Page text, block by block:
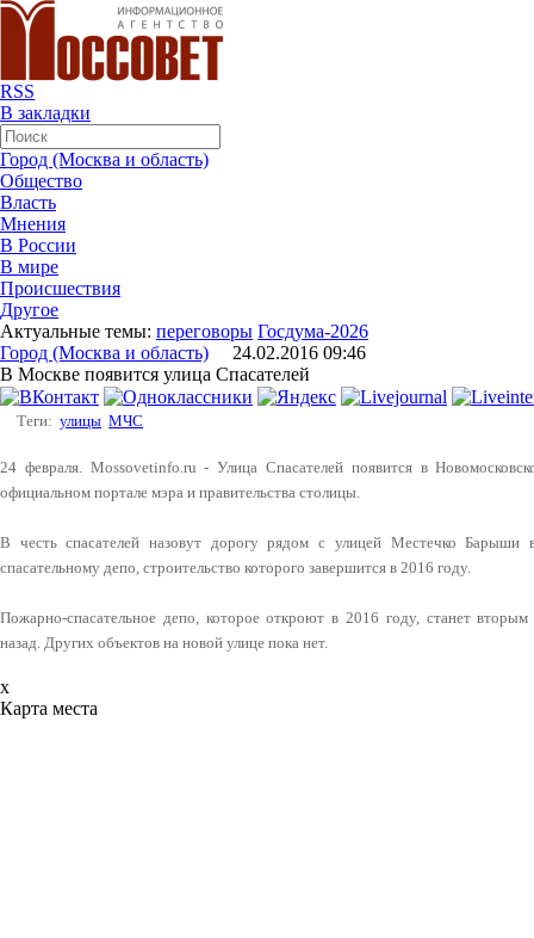
RSS
В закладки
Город (Москва и область)
Общество
Власть
Мнения
В России
В мире
Происшествия
Другое
Актуальные темы: переговоры Госдума-2026
Город (Москва и область) 24.02.2016 09:46
В Москве появится улица Спасателей
Теги: улицы МЧС
24 февраля. Mossovetinfo.ru - Улица Спасателей появится в
официальном портале мэра и правительства столицы.
В честь спасателей назовут дорогу рядом с улицей Местечко
спасательному депо, строительство которого завершится в 2016 году.
Пожарно-спасательное депо, которое откроют в 2016 году, станет
назад. Других объектов на новой улице пока нет.
x
Карта места